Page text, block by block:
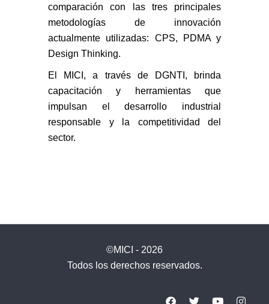
comparación con las tres principales
metodologías de innovación
actualmente utilizadas: CPS, PDMA y
Design Thinking.
El MICI, a través de DGNTI, brinda
capacitación y herramientas que
impulsan el desarrollo industrial
responsable y la competitividad del
sector.
©MICI - 2026
Todos los derechos reservados.